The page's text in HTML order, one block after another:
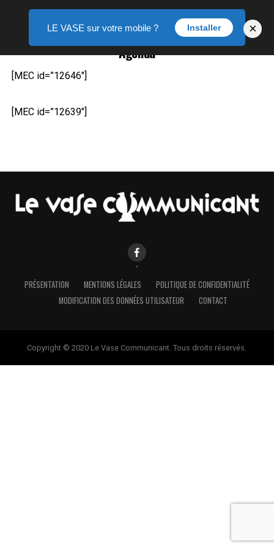
Agenda
[MEC id=”12646″]
[MEC id=”12639″]
PRÉSENTATION MENTIONS LÉGALES
POLITIQUE DE CONFIDENTIALITÉ
MODIFICATION DES DONNÉES UTILISATEUR
CONTACT
Copyright © 2020 Le Vase Communicant. Tous droits réservés.
LE VASE sur votre mobile ? Installer ×